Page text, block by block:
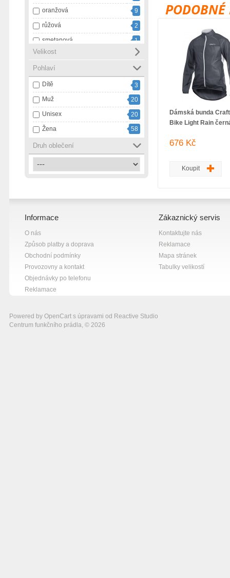
oranžová
9
růžová
2
smetanová
1
tmavě modrá
1
vícebarevná
1
zelená
3
černá
43
černá s bílou
4
černá s růžovou
1
červená
4
šedá
Velikost
Pohlaví
Dítě
3
Muž
20
Unisex
20
Žena
58
Druh oblečení
PODOBNÉ
Dámská bunda
Bike Light Rain
676 Kč
Koupit
Informace
O nás
Způsob platby a doprava
Obchodní podmínky
Provozovny a kontakt
Objednávky po telefonu
Reklamace
Zákaznický servis
Kontaktujte nás
Reklamace
Mapa stránek
Tabulky velikostí
Powered by OpenCart s úpravami od Reactive Studio
Centrum funkčního prádla, © 2026